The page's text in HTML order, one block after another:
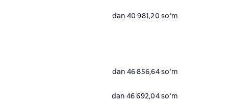
dan 40 981,20 soʻm
dan 46 856,64 soʻm
dan 46 692,04 soʻm